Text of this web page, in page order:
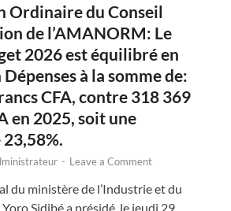
Ordinaire du Conseil
de l’AMANORM: Le
2026 est équilibré en
à la somme de:
CFA, contre 318 369
en 2025, soit une
- Leave a Comment
du ministère de l’Industrie et du
Sidibé a présidé, le jeudi 29